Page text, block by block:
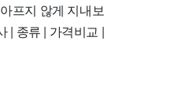
프지 않게 지내보
| 종류 | 가격비교 |